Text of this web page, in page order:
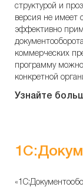
структурой и
версия не имеет
эффективно
коммерческих
программу
конкретной
Узнайте